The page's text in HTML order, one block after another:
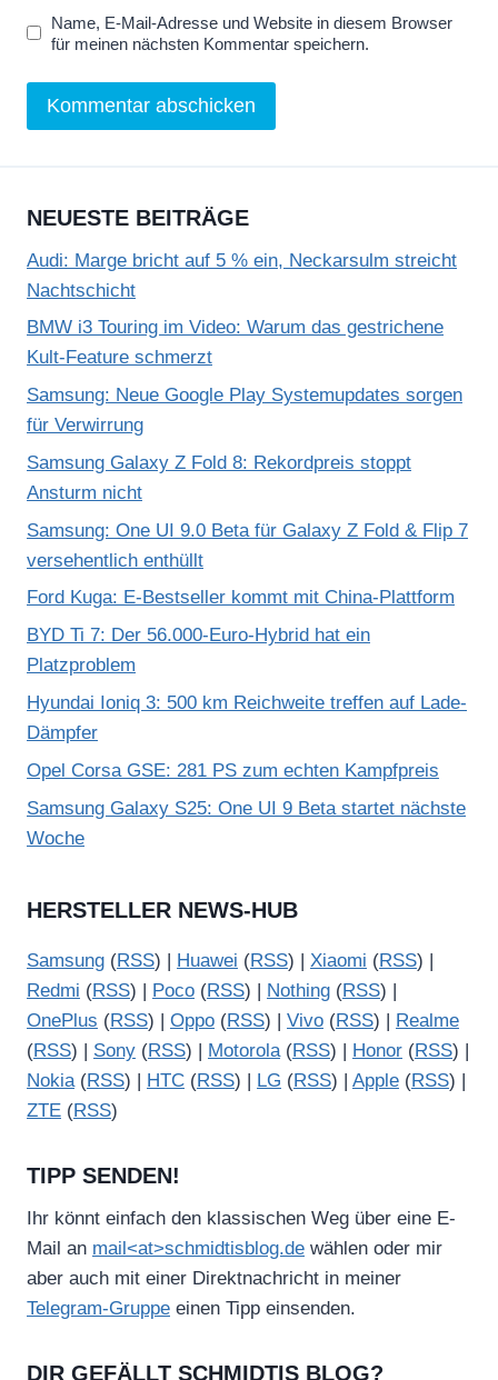
Name, E-Mail-Adresse und Website in diesem Browser
für meinen nächsten Kommentar speichern.
NEUESTE BEITRÄGE
Audi: Marge bricht auf 5 % ein, Neckarsulm streicht
Nachtschicht
BMW i3 Touring im Video: Warum das gestrichene
Kult-Feature schmerzt
Samsung: Neue Google Play Systemupdates sorgen
für Verwirrung
Samsung Galaxy Z Fold 8: Rekordpreis stoppt
Ansturm nicht
Samsung: One UI 9.0 Beta für Galaxy Z Fold & Flip 7
versehentlich enthüllt
Ford Kuga: E-Bestseller kommt mit China-Plattform
BYD Ti 7: Der 56.000-Euro-Hybrid hat ein
Platzproblem
Hyundai Ioniq 3: 500 km Reichweite treffen auf Lade-
Dämpfer
Opel Corsa GSE: 281 PS zum echten Kampfpreis
Samsung Galaxy S25: One UI 9 Beta startet nächste
Woche
HERSTELLER NEWS-HUB
Samsung (RSS) | Huawei (RSS) | Xiaomi (RSS) |
Redmi (RSS) | Poco (RSS) | Nothing (RSS) |
OnePlus (RSS) | Oppo (RSS) | Vivo (RSS) |
Realme
(RSS) | Sony (RSS) | Motorola(RSS) | Honor (RSS) |
Nokia(RSS) | HTC (RSS) | LG (RSS) | Apple (RSS) |
ZTE (RSS)
TIPP SENDEN!
Ihr könnt einfach den klassischen Weg über eine E-
Mail an mail<at>schmidtisblog.de wählen oder mir
aber auch mit einer Direktnachricht in meiner
Telegram-Gruppe einen Tipp einsenden.
DIR GEFÄLLT SCHMIDTIS BLOG?